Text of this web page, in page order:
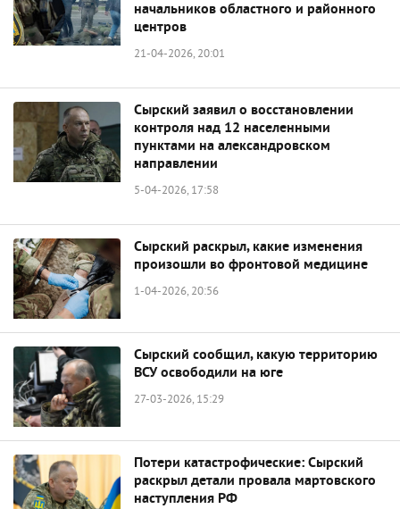
начальников областного и районного
центров
21-04-2026, 20:01
Сырский заявил о восстановлении
контроля над 12 населенными
пунктами на александровском
направлении
5-04-2026, 17:58
Сырский раскрыл, какие изменения
произошли во фронтовой медицине
1-04-2026, 20:56
Сырский сообщил, какую территорию
ВСУ освободили на юге
27-03-2026, 15:29
Потери катастрофические: Сырский
раскрыл детали провала мартовского
наступления РФ